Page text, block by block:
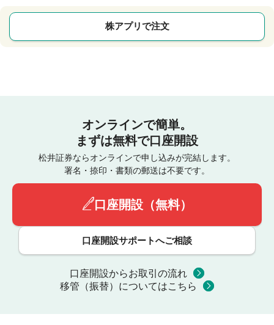
株アプリで注文
オンラインで簡単。
まずは無料で口座開設
松井証券ならオンラインで申し込みが完結します。
署名・捺印・書類の郵送は不要です。
口座開設（無料）
口座開設サポートへご相談
口座開設からお取引の流れ
移管（振替）についてはこちら